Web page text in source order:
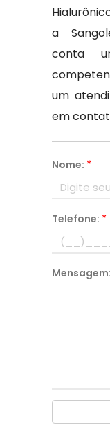
a
conta
um
em
Nome: *
Telefone: *
Mensagem: